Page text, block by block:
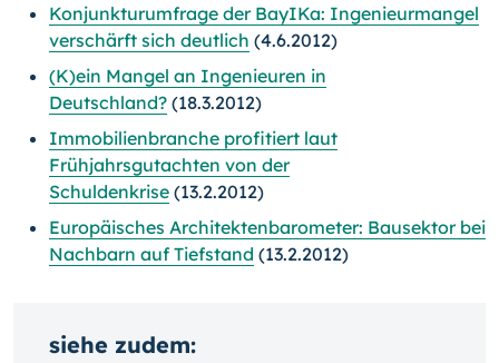
Konjunkturumfrage der BayIKa: Ingenieurmangel
verschärft sich deutlich (4.6.2012)
(K)ein Mangel an Ingenieuren in
Deutschland? (18.3.2012)
Immobilienbranche profitiert laut
Frühjahrsgutachten von der
Schuldenkrise (13.2.2012)
Europäisches Architektenbarometer: Bausektor bei
Nachbarn auf Tiefstand (13.2.2012)
siehe zudem: